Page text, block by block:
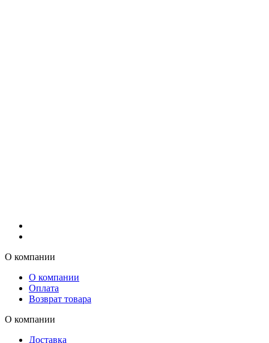
О компании
О компании
Оплата
Возврат товара
О компании
Доставка